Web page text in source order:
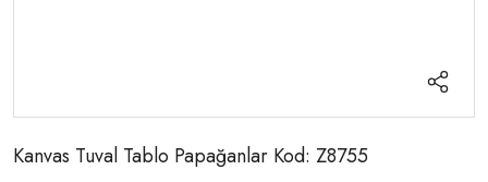
Kanvas Tuval Tablo Papağanlar Kod: Z8755